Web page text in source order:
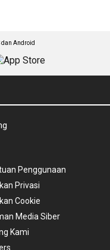
dan Android
Penggunaan
Privasi
Cookie
Media Siber
Kami